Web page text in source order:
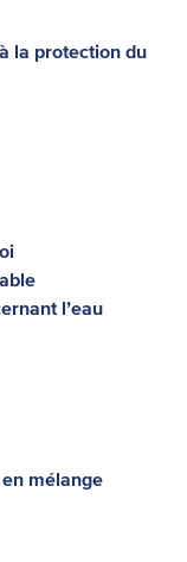
la protection du
l’eau
mélange